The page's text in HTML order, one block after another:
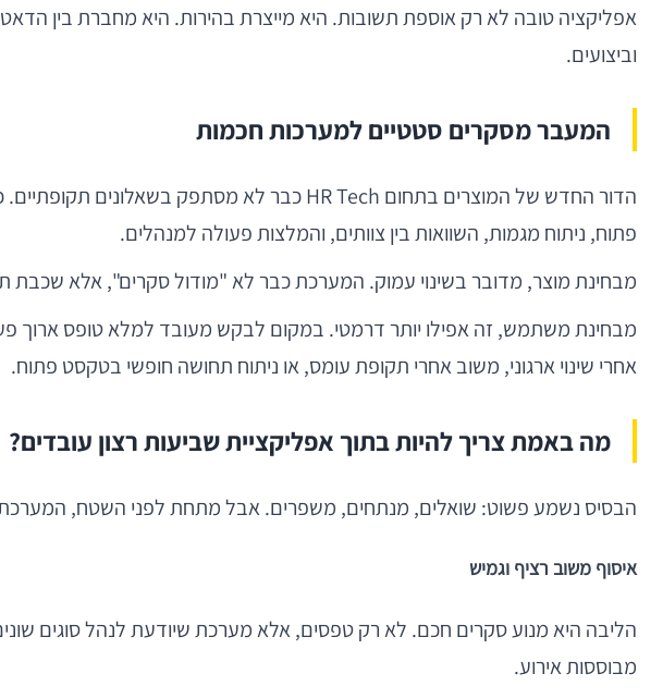
אפליקציה טובה לא רק אוספת תשובות. היא מייצרת בהירות. היא מחברת בין
וביצועים.
המעבר מסקרים סטטיים למערכות חכמות
פתוח, ניתוח מגמות, השוואות בין צוותים, והמלצות פעולה למנהלים.
מבחינת מוצר, מדובר בשינוי עמוק. המערכת כבר לא "מודול סקרים", אלא שכבת
אחרי שינוי ארגוני, משוב אחרי תקופת עומס, או ניתוח תחושה חופשי בטקסט פתוח.
מה באמת צריך להיות בתוך אפליקציית שביעות רצון עובדים?
הבסיס נשמע פשוט: שואלים, מנתחים, משפרים. אבל מתחת לפני השטח, המערכת
איסוף משוב רציף וגמיש
מבוססות אירוע.